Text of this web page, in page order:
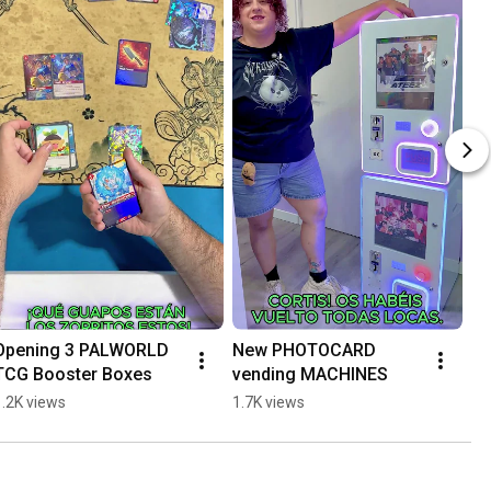
3 PALWORLD
Booster Boxes
views
New PHOTOCARD
vending MACHINES
1.7K views